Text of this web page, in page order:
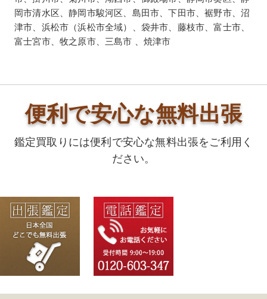
岡市清水区、静岡市駿河区、島田市、下田市、裾野市、沼
津市、浜松市（浜松市全域）、袋井市、藤枝市、富士市、
富士宮市、牧之原市、三島市 、焼津市
便利で安心な無料出張
鑑定買取りには便利で安心な無料出張をご利用く
ださい。